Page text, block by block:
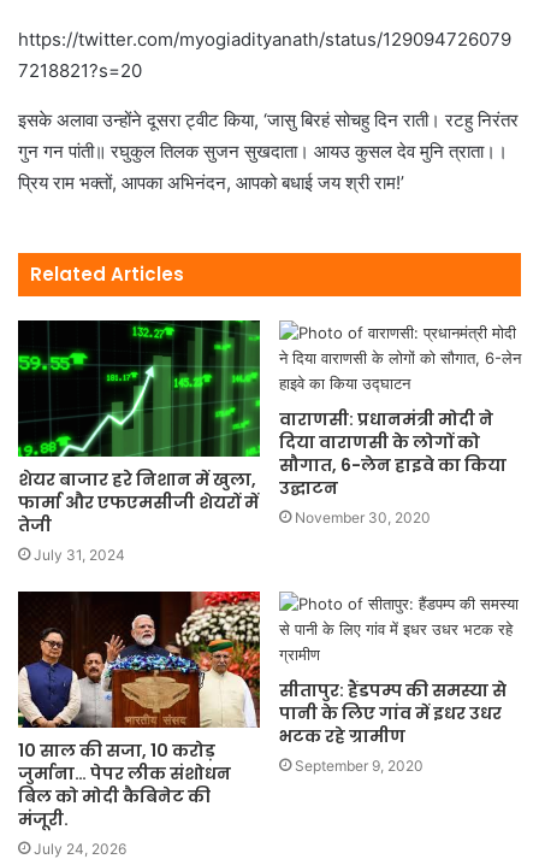
https://twitter.com/myogiadityanath/status/129094726079
7218821?s=20
इसके अलावा उन्होंने दूसरा ट्वीट किया, ‘जासु बिरहं सोचहु दिन राती। रटहु निरंतर
गुन गन पांती॥ रघुकुल तिलक सुजन सुखदाता। आयउ कुसल देव मुनि त्राता।।
प्रिय राम भक्तों, आपका अभिनंदन, आपको बधाई जय श्री राम!’
Related Articles
शेयर बाजार हरे निशान में खुला,
फार्मा और एफएमसीजी शेयरों में
तेजी
July 31, 2024
वाराणसी: प्रधानमंत्री मोदी ने
दिया वाराणसी के लोगों को
सौगात, 6-लेन हाइवे का किया
उद्घाटन
November 30, 2020
10 साल की सजा, 10 करोड़
जुर्माना… पेपर लीक संशोधन
बिल को मोदी कैबिनेट की
मंजूरी.
July 24, 2026
सीतापुर: हैंडपम्प की समस्या से
पानी के लिए गांव में इधर उधर
भटक रहे ग्रामीण
September 9, 2020